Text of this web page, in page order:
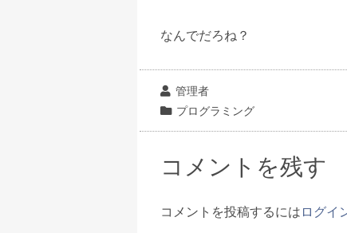
なんでだろね？
投
稿
者
管理者
カ
テ
リ
プログラミング
コメントを残す
コメントを投稿するにはログイ